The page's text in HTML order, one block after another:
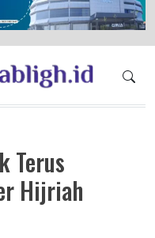
Berkemajuan dan
Terus
Hijriah